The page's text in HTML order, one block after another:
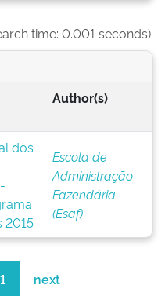
time: 0.001 seconds).
Author(s)
dos
2015
Escola de
Administração
Fazendária
(Esaf)
1 next